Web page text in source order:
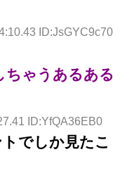
ID:JsGYC9c70
ちゃうあるある
ID:YfQA36EB0
でしか見たこ